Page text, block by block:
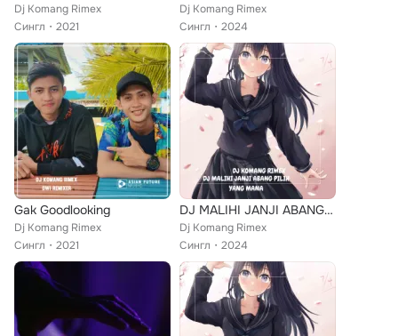
Dj Komang Rimex
Сингл
2021
Dj Komang Rimex
Сингл
2024
Gak Goodlooking
Dj Komang Rimex
Сингл
2021
DJ MALIHI JANJI ABANG PILIH YANG MANA
Dj Komang Rimex
Сингл
2024